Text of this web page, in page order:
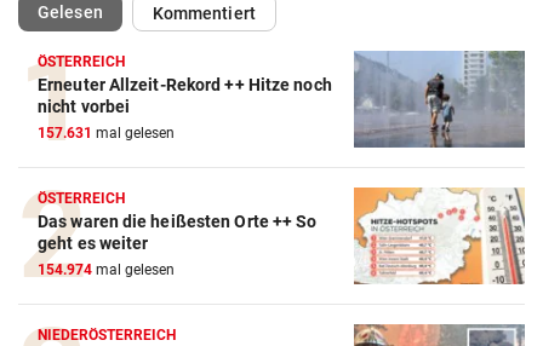
Gelesen(ausgewählt)Kommentiert
ÖSTERREICH
Erneuter Allzeit-Rekord ++ Hitze noch
nicht vorbei
157.631 mal gelesen
ÖSTERREICH
Das waren die heißesten Orte ++ So
geht es weiter
154.974 mal gelesen
NIEDERÖSTERREICH
Action-Cam Vergleich
ZUM VERGLEICH
Crosstrainer Vergleich
ZUM VERGLEICH
E-Bike Vergleich
ZUM VERGLEICH